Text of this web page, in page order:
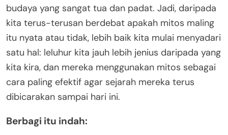
budaya yang sangat tua dan padat. Jadi, daripada
kita terus-terusan berdebat apakah mitos maling
itu nyata atau tidak, lebih baik kita mulai menyadari
satu hal: leluhur kita jauh lebih jenius daripada yang
kita kira, dan mereka menggunakan mitos sebagai
cara paling efektif agar sejarah mereka terus
dibicarakan sampai hari ini.
Berbagi itu indah: